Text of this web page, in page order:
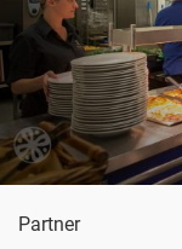
Partner